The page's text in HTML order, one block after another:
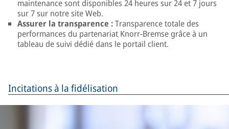
maintenance sont disponibles 24 heures sur 24 et 7 jours
sur 7 sur notre site Web.
Assurer la transparence :Transparence totale des
performances du partenariat Knorr-Bremse grâce à un
tableau de suivi dédié dans le portail client.
Incitations à la fidélisation